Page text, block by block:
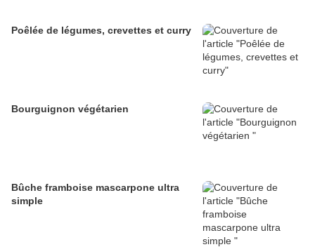
Poêlée de légumes, crevettes et curry
Bourguignon végétarien
Bûche framboise mascarpone ultra
simple